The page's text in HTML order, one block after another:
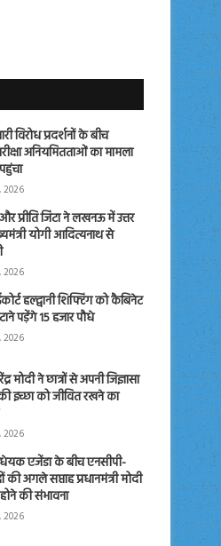
विरोध प्रदर्शनों के बीच
अनियमितताओं का मामला
प्रीति जिंटा ने लखनऊ में उत्तर
योगी आदित्यनाथ से
हल्द्वानी शिफ्टिंग को कैबिनेट
पड़ेंगे 15 हजार पौधे
मोदी ने छात्रों से अपनी जिज्ञासा
इच्छा को जीवित रखने का
एजेंडा के बीच एनसीपी-
अगले सप्ताह प्रधानमंत्री मोदी
की संभावना